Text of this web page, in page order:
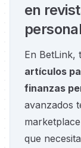
en
En BetLink,
artículos
finanzas
avanzados
que